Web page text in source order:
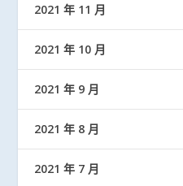
2021 年 11 月
2021 年 10 月
2021 年 9 月
2021 年 8 月
2021 年 7 月